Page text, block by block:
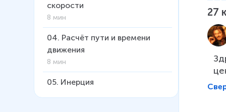
скорости
8 мин
04. Расчёт пути и времени
движения
8 мин
05. Инерция
27